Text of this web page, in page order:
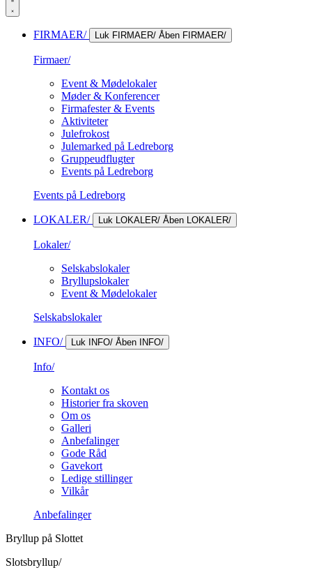
FIRMAER/ Luk FIRMAER/ Åben FIRMAER/
Firmaer/
Event & Mødelokaler
Møder & Konferencer
Firmafester & Events
Aktiviteter
Julefrokost
Julemarked på Ledreborg
Gruppeudflugter
Events på Ledreborg
Events på Ledreborg
LOKALER/ Luk LOKALER/ Åben LOKALER/
Lokaler/
Selskabslokaler
Bryllupslokaler
Event & Mødelokaler
Selskabslokaler
INFO/ Luk INFO/ Åben INFO/
Info/
Kontakt os
Historier fra skoven
Om os
Galleri
Anbefalinger
Gode Råd
Gavekort
Ledige stillinger
Vilkår
Anbefalinger
Bryllup på Slottet
Slotsbryllup/